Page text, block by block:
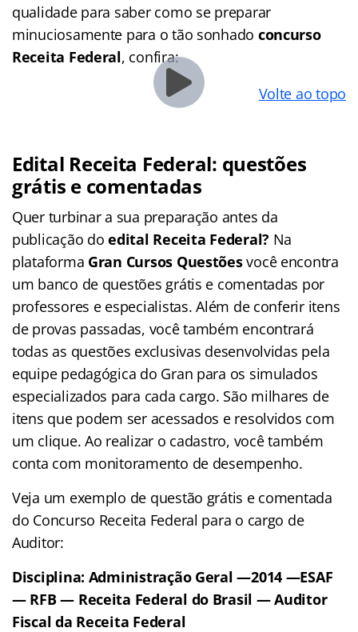
qualidade para saber como se preparar
minuciosamente para o tão sonhado concurso
Receita Federal, confira:
Volte ao topo
Edital Receita Federal: questões
grátis e comentadas
Quer turbinar a sua preparação antes da
publicação doedital Receita Federal? Na
plataforma Gran Cursos Questõesvocê encontra
um banco de questões grátis e comentadas por
professores e especialistas. Além de conferir itens
de provas passadas, você também encontrará
todas as questões exclusivas desenvolvidas pela
equipe pedagógica do Gran para os simulados
especializados para cada cargo. São milhares de
itens que podem ser acessados e resolvidos com
um clique. Ao realizar o cadastro, você também
conta com monitoramento de desempenho.
Veja um exemplo de questão grátis e comentada
do Concurso Receita Federal para o cargo de
Auditor:
Disciplina: Administração Geral —2014 —ESAF
— RFB — Receita Federal do Brasil — Auditor
Fiscal da Receita Federal